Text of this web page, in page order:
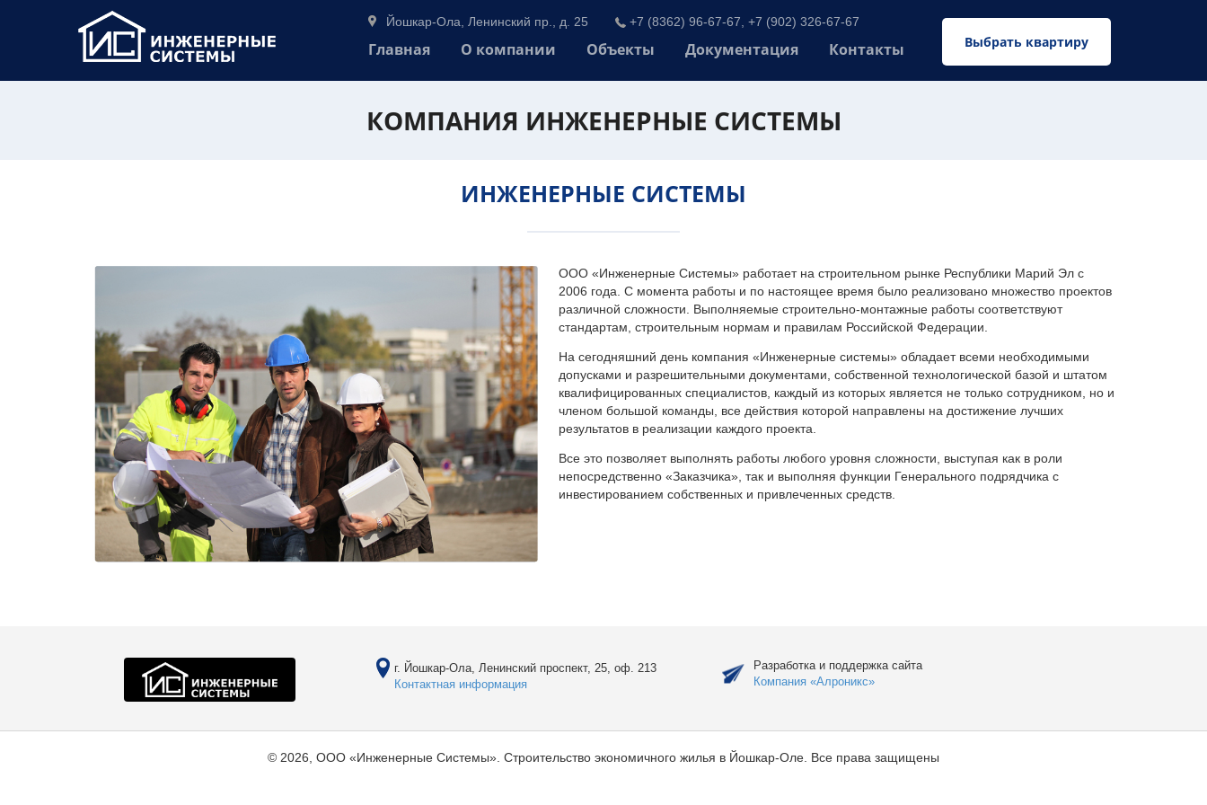
Выбрать квартиру
Йошкар-Ола, Ленинский пр., д. 25 +7 (8362) 96-67-67, +7 (902) 326-67-67
Главная О компании Объекты Документация Контакты
КОМПАНИЯ ИНЖЕНЕРНЫЕ СИСТЕМЫ
ИНЖЕНЕРНЫЕ СИСТЕМЫ
ООО «Инженерные Системы» работает на строительном рынке Республики Марий Эл с
2006 года. С момента работы и по настоящее время было реализовано множество проектов
различной сложности. Выполняемые строительно-монтажные работы соответствуют
стандартам, строительным нормам и правилам Российской Федерации.
На сегодняшний день компания «Инженерные системы» обладает всеми необходимыми
допусками и разрешительными документами, собственной технологической базой и штатом
квалифицированных специалистов, каждый из которых является не только сотрудником, но и
членом большой команды, все действия которой направлены на достижение лучших
результатов в реализации каждого проекта.
Все это позволяет выполнять работы любого уровня сложности, выступая как в роли
непосредственно «Заказчика», так и выполняя функции Генерального подрядчика с
инвестированием собственных и привлеченных средств.
г. Йошкар-Ола, Ленинский проспект, 25, оф. 213
Контактная информация
Разработка и поддержка сайта
Компания «Алроникс»
© 2026, ООО «Инженерные Системы». Строительство экономичного жилья в Йошкар-Оле. Все права защищены